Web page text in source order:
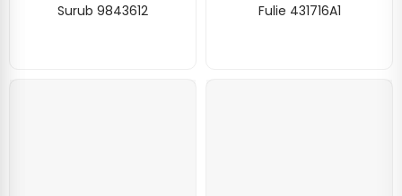
Surub 9843612 Fulie 431716A1